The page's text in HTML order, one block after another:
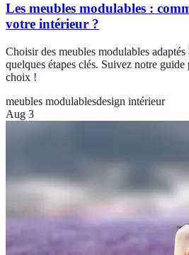
Les meubles modulables :
votre intérieur ?
Choisir des meubles modulables
quelques étapes clés. Suivez notre
choix !
meubles modulablesdesign intérieur
Aug 3